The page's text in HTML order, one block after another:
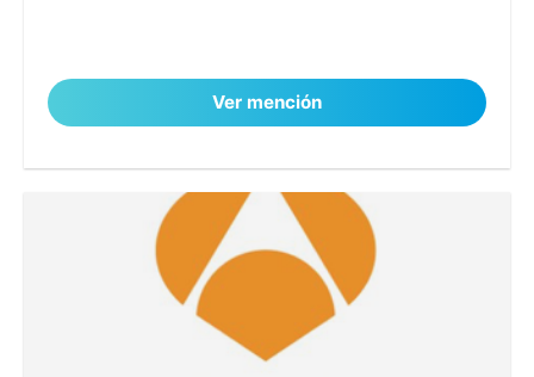
Ver mención